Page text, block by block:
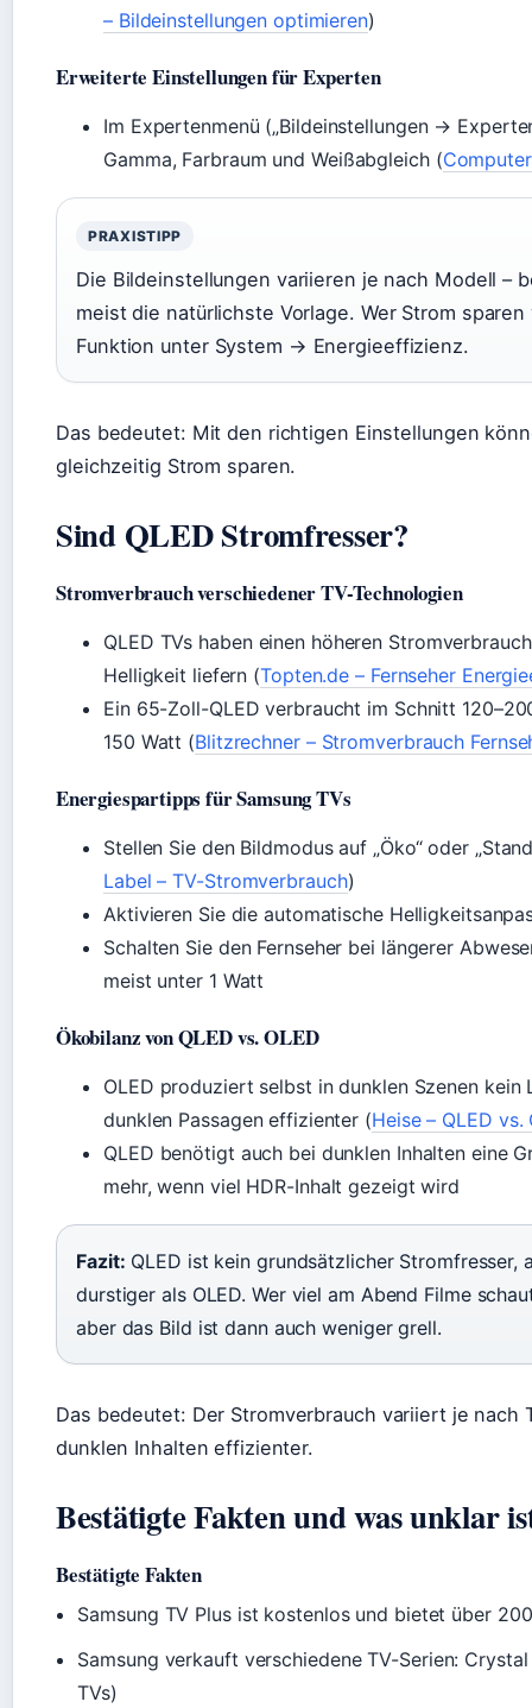
– Bildeinstellungen optimieren)
Erweiterte Einstellungen für Experten
Im Expertenmenü („Bildeinstellungen →
Gamma, Farbraum und Weißabgleich (
PRAXISTIPP
Die Bildeinstellungen variieren je nach Modell –
meist die natürlichste Vorlage. Wer Strom
Funktion unter System → Energieeffizienz.
Das bedeutet: Mit den richtigen Einstellungen
gleichzeitig Strom sparen.
Sind QLED Stromfresser?
Stromverbrauch verschiedener TV-Technologien
QLED TVs haben einen höheren
Helligkeit liefern (Topten.de – Fernseher
Ein 65-Zoll-QLED verbraucht im Schnitt
150 Watt (Blitzrechner – Stromverbrauch
Energiespartipps für Samsung TVs
Stellen Sie den Bildmodus auf „Öko“ oder
Label – TV-Stromverbrauch)
Aktivieren Sie die automatische
Schalten Sie den Fernseher bei längerer
meist unter 1 Watt
Ökobilanz von QLED vs. OLED
OLED produziert selbst in dunklen Szenen
dunklen Passagen effizienter (Heise – QLED vs.
QLED benötigt auch bei dunklen Inhalten eine
mehr, wenn viel HDR-Inhalt gezeigt wird
Fazit: QLED ist kein grundsätzlicher Stromfresser,
durstiger als OLED. Wer viel am Abend Filme
aber das Bild ist dann auch weniger grell.
Das bedeutet: Der Stromverbrauch variiert je nach
dunklen Inhalten effizienter.
Bestätigte Fakten und was unklar
Bestätigte Fakten
Samsung TV Plus ist kostenlos und bietet über
Samsung verkauft verschiedene TV-Serien:
TVs)